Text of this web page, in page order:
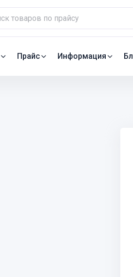
Прайс Информация